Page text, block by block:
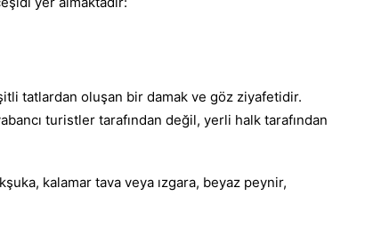
tatlardan oluşan bir damak ve göz ziyafetidir.
turistler tarafından değil, yerli halk tarafından
kalamar tava veya ızgara, beyaz peynir,